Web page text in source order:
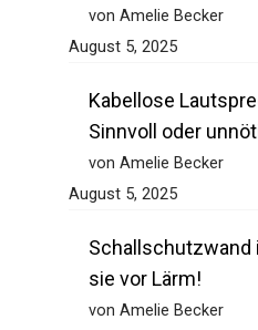
von Amelie Becker
August 5, 2025
Kabellose
Sinnvoll oder
von Amelie Becker
August 5, 2025
Schallschutzwand
sie vor Lärm!
von Amelie Becker